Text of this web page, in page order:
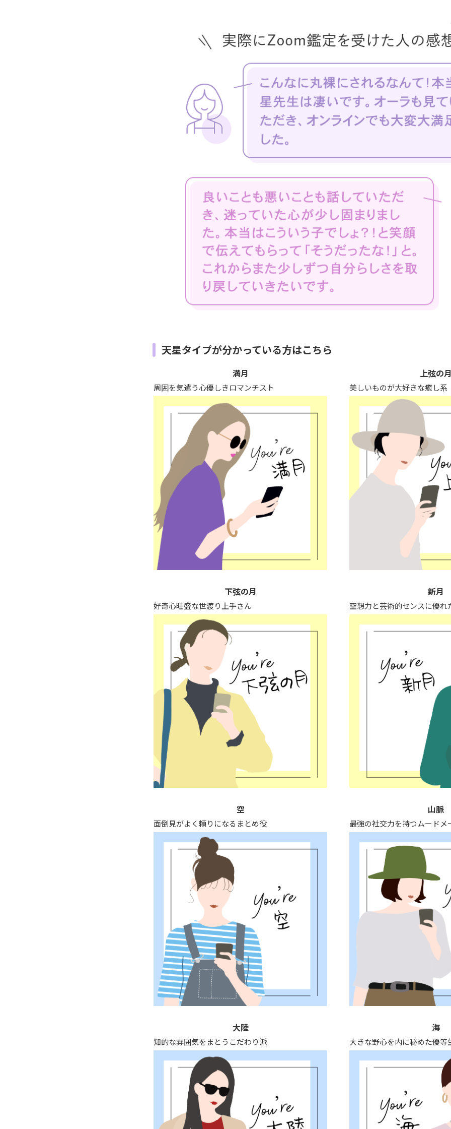
天星タイプが分かっている方はこちら
満月
周囲を気遣う心優しきロマンチスト
上弦の
美しいものが大好きな癒し系
下弦の月
好奇心旺盛な世渡り上手さん
新月
空想力と芸術的センスに優れ
空
面倒見がよく頼りになるまとめ役
山脈
最強の社交力を持つムードメ
大陸
知的な雰囲気をまとうこだわり派
海
大きな野心を内に秘めた優等